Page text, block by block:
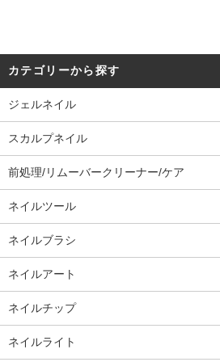
カテゴリーから探す
ジェルネイル
スカルプネイル
前処理/リムーバークリーナー/ケア
ネイルツール
ネイルブラシ
ネイルアート
ネイルチップ
ネイルライト